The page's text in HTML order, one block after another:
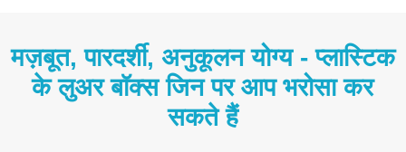
मज़बूत, पारदर्शी, अनुकूलन योग्य - प्लास्टिक
के लुअर बॉक्स जिन पर आप भरोसा कर
सकते हैं